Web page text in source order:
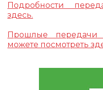
Подробности
здесь.
Прошлые
можете посмотреть